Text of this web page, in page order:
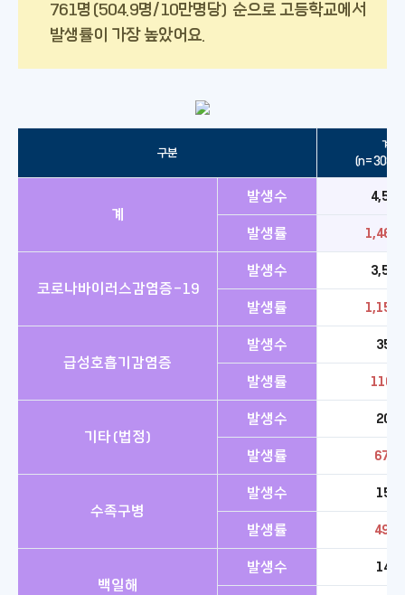
761명(504.9명/10만명당) 순으로 고등학교에서
발생률이 가장 높았어요.
구분
계
계
발생수 4,525
발생률
코로나바이러스감염증-19
발생수 3,550
발생률
급성호흡기감염증
발생수 358
발생률 116.2
기타(법정)
발생수 208
발생률 67.5
수족구병
발생수 151
발생률 49.0
백일해
발생수 141